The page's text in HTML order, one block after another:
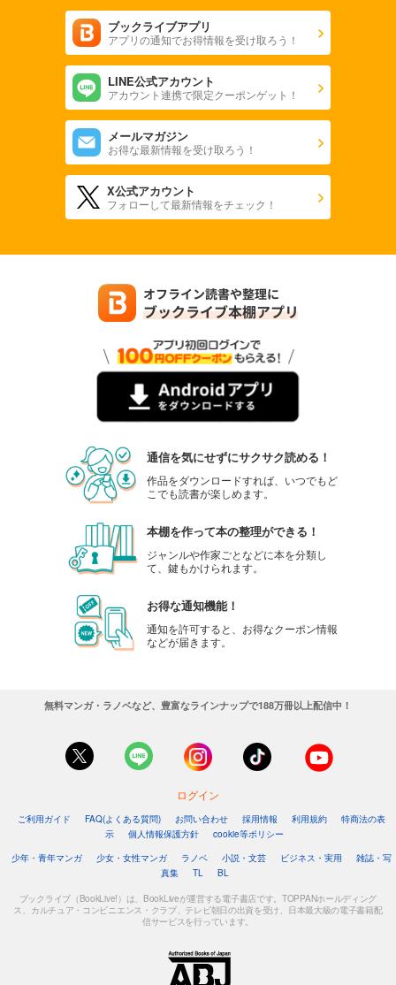
ブックライブアプリ
アプリの通知でお得情報を受け取ろう！
LINE公式アカウント
アカウント連携で限定クーポンゲット！
メールマガジン
お得な最新情報を受け取ろう！
X公式アカウント
フォローして最新情報をチェック！
通信を気にせずにサクサク読める！
作品をダウンロードすれば、いつでもど
こでも読書が楽しめます。
本棚を作って本の整理ができる！
ジャンルや作家ごとなどに本を分類し
て、鍵もかけられます。
お得な通知機能！
通知を許可すると、お得なクーポン情報
などが届きます。
無料マンガ・ラノベなど、豊富なラインナップで188万冊以上配信中！
ログイン
ご利用ガイド FAQ(よくある質問) お問い合わせ 採用情報 利用規約
特商法の表
示
個人情報保護方針
cookie等ポリシー
少年・青年マンガ
少女・女性マンガ ラノベ 小説・文芸 ビジネス・実用
雑誌・写
真集
TL BL
ブックライブ（BookLive!）は、BookLiveが運営する電子書店です。TOPPANホールディング
ス、カルチュア・コンビニエンス・クラブ、テレビ朝日の出資を受け、日本最大級の電子書籍配
信サービスを行っています。